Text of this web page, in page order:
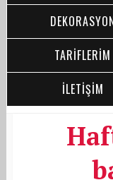
TARİFLERİM
İLETİŞİM